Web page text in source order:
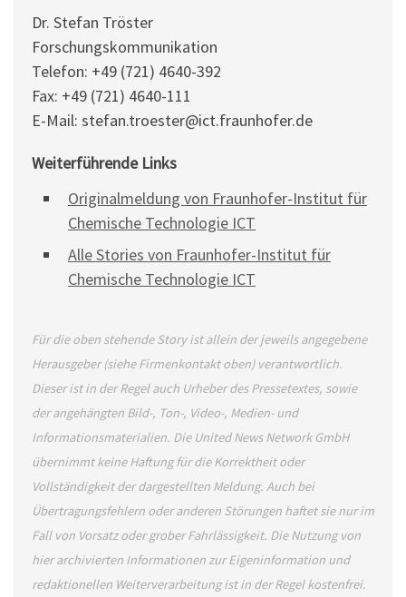
Dr. Stefan Tröster
Forschungskommunikation
Telefon: +49 (721) 4640-392
Fax: +49 (721) 4640-111
E-Mail: stefan.troester@ict.fraunhofer.de
Weiterführende Links
Originalmeldung von Fraunhofer-Institut für
Chemische Technologie ICT
Alle Stories von Fraunhofer-Institut für
Chemische Technologie ICT
Für die oben stehende Story ist allein der jeweils angegebene
Herausgeber (siehe Firmenkontakt oben) verantwortlich.
Dieser ist in der Regel auch Urheber des Pressetextes, sowie
der angehängten Bild-, Ton-, Video-, Medien- und
Informationsmaterialien. Die United News Network GmbH
übernimmt keine Haftung für die Korrektheit oder
Vollständigkeit der dargestellten Meldung. Auch bei
Übertragungsfehlern oder anderen Störungen haftet sie nur im
Fall von Vorsatz oder grober Fahrlässigkeit. Die Nutzung von
hier archivierten Informationen zur Eigeninformation und
redaktionellen Weiterverarbeitung ist in der Regel kostenfrei.